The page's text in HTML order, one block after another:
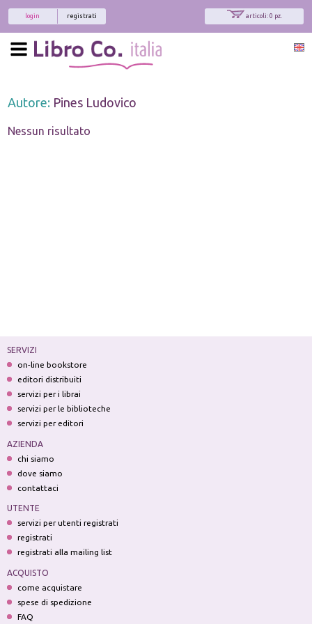
articoli: 0 pz.
registrati
login
Autore: Pines Ludovico
Nessun risultato
SERVIZI
on-line bookstore
editori distribuiti
servizi per i librai
servizi per le biblioteche
servizi per editori
AZIENDA
chi siamo
dove siamo
contattaci
UTENTE
servizi per utenti registrati
registrati
registrati alla mailing list
ACQUISTO
come acquistare
spese di spedizione
FAQ